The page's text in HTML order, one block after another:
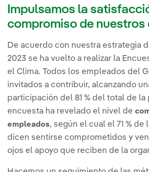
Impulsamos la
compromiso de nuestros
De acuerdo con nuestra estrategia
2023 se ha vuelto a realizar la
el Clima. Todos los empleados del
invitados a contribuir, alcanzando
participación del 81 % del total de la
encuesta ha revelado el nivel de
empleados, según el cual el 71 %
dicen sentirse comprometidos y
ojos el apoyo que reciben de la